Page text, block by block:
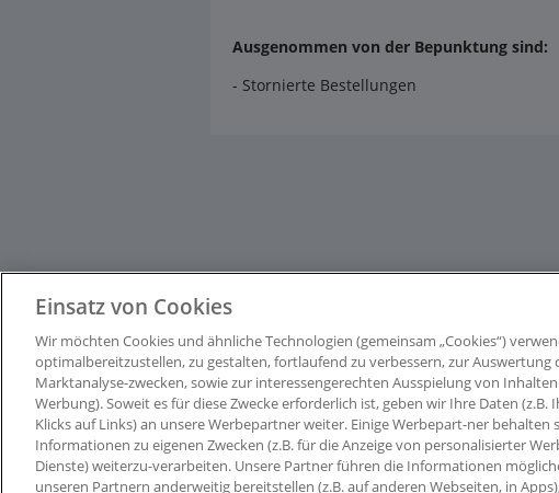
Ausgenommen von der Bepunktung sind:
- Stornierte Bestellungen
Einsatz von Cookies
Wir möchten Cookies und ähnliche Technologien (gemeinsam „Cookies“)
optimalbereitzustellen, zu gestalten, fortlaufend zu verbessern, zur Auswertung
Marktanalyse-zwecken, sowie zur interessengerechten Ausspielung von
Werbung). Soweit es für diese Zwecke erforderlich ist, geben wir Ihre Daten (z.B.
Klicks auf Links) an unsere Werbepartner weiter. Einige Werbepart-ner
Informationen zu eigenen Zwecken (z.B. für die Anzeige von personalisierter
Dienste) weiterzu-verarbeiten. Unsere Partner führen die Informationen
unseren Partnern anderweitig bereitstellen (z.B. auf anderen Webseiten, in